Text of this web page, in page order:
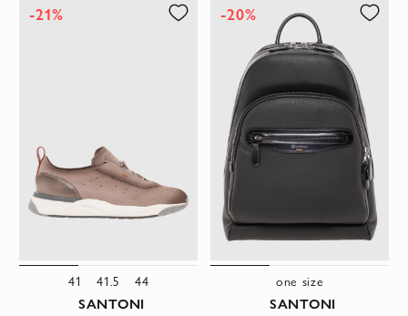
-21%
41 41.5 44
SANTONI
-20%
one size
SANTONI